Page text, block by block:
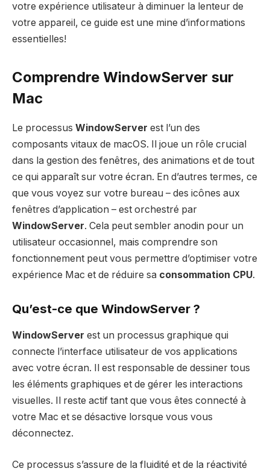
votre expérience utilisateur à diminuer la lenteur de
votre appareil, ce guide est une mine d’informations
essentielles!
Comprendre WindowServer sur
Mac
Le processus WindowServer est l’un des
composants vitaux de macOS. Il joue un rôle crucial
dans la gestion des fenêtres, des animations et de tout
ce qui apparaît sur votre écran. En d’autres termes, ce
que vous voyez sur votre bureau – des icônes aux
fenêtres d’application – est orchestré par
WindowServer. Cela peut sembler anodin pour un
utilisateur occasionnel, mais comprendre son
fonctionnement peut vous permettre d’optimiser votre
expérience Mac et de réduire sa consommation CPU.
Qu’est-ce que WindowServer ?
WindowServer est un processus graphique qui
connecte l’interface utilisateur de vos applications
avec votre écran. Il est responsable de dessiner tous
les éléments graphiques et de gérer les interactions
visuelles. Il reste actif tant que vous êtes connecté à
votre Mac et se désactive lorsque vous vous
déconnectez.
Ce processus s’assure de la fluidité et de la réactivité